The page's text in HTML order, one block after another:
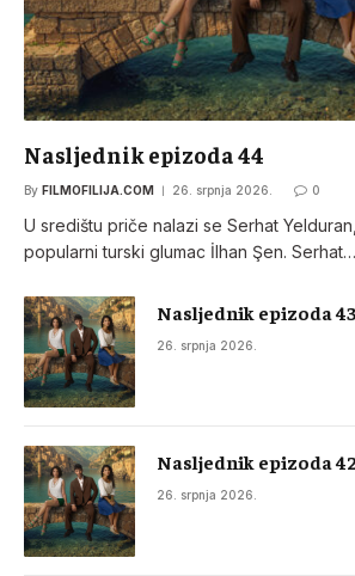
Nasljednik epizoda 44
By FILMOFILIJA.COM 26. srpnja 2026. 0
U središtu priče nalazi se Serhat
popularni turski glumac İlhan Şen. Serhat…
Nasljednik epizoda 43
26. srpnja 2026.
Nasljednik epizoda 42
26. srpnja 2026.